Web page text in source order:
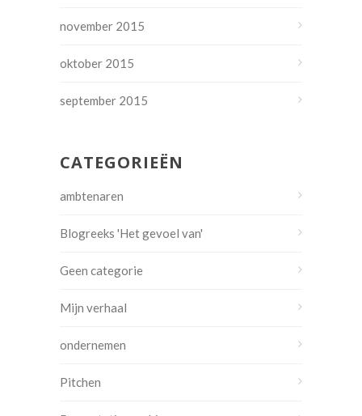
november 2015
oktober 2015
september 2015
CATEGORIEËN
ambtenaren
Blogreeks 'Het gevoel van'
Geen categorie
Mijn verhaal
ondernemen
Pitchen